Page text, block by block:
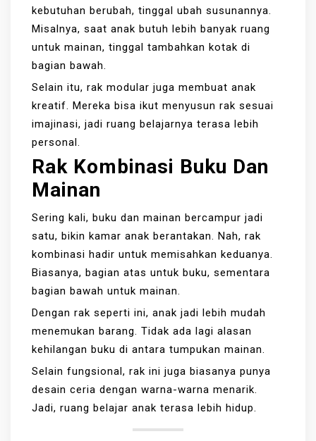
kebutuhan berubah, tinggal ubah susunannya.
Misalnya, saat anak butuh lebih banyak ruang
untuk mainan, tinggal tambahkan kotak di
bagian bawah.
Selain itu, rak modular juga membuat anak
kreatif. Mereka bisa ikut menyusun rak sesuai
imajinasi, jadi ruang belajarnya terasa lebih
personal.
Rak Kombinasi Buku Dan
Mainan
Sering kali, buku dan mainan bercampur jadi
satu, bikin kamar anak berantakan. Nah, rak
kombinasi hadir untuk memisahkan keduanya.
Biasanya, bagian atas untuk buku, sementara
bagian bawah untuk mainan.
Dengan rak seperti ini, anak jadi lebih mudah
menemukan barang. Tidak ada lagi alasan
kehilangan buku di antara tumpukan mainan.
Selain fungsional, rak ini juga biasanya punya
desain ceria dengan warna-warna menarik.
Jadi, ruang belajar anak terasa lebih hidup.